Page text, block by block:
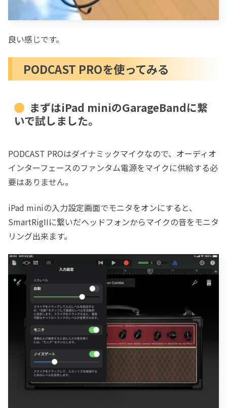
良い感じです。
PODCAST PROを使ってみる
まずはiPad miniのGarageBandに繋
いで試しました。
PODCAST PROはダイナミックマイクなので、オーディオ
インターフェースのファンタム電源をマイクに供給する必
要はありません。
iPad miniの入力設定画面でモニタをオンにすると、
SmartRigIIに繋いだヘッドフォンからマイクの音をモニタ
リング出来ます。